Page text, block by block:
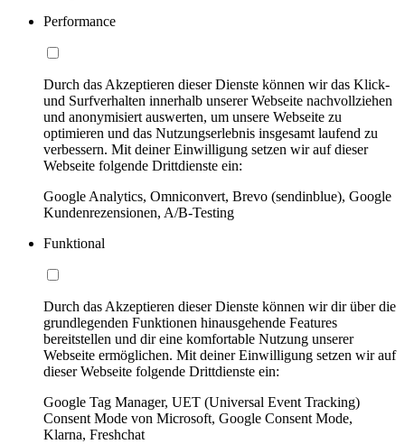
Performance
Durch das Akzeptieren dieser Dienste können wir das Klick-
und Surfverhalten innerhalb unserer Webseite nachvollziehen
und anonymisiert auswerten, um unsere Webseite zu
optimieren und das Nutzungserlebnis insgesamt laufend zu
verbessern. Mit deiner Einwilligung setzen wir auf dieser
Webseite folgende Drittdienste ein:
Google Analytics, Omniconvert, Brevo (sendinblue), Google
Kundenrezensionen, A/B-Testing
Funktional
Durch das Akzeptieren dieser Dienste können wir dir über die
grundlegenden Funktionen hinausgehende Features
bereitstellen und dir eine komfortable Nutzung unserer
Webseite ermöglichen. Mit deiner Einwilligung setzen wir auf
dieser Webseite folgende Drittdienste ein:
Google Tag Manager, UET (Universal Event Tracking)
Consent Mode von Microsoft, Google Consent Mode,
Klarna, Freshchat